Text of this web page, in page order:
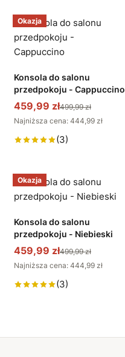
Okazja
Konsola do salonu
przedpokoju - Cappuccino
459,99 zł499,99 zł
Najniższa cena: 444,99 zł
(3)
Okazja
Konsola do salonu
przedpokoju - Niebieski
459,99 zł499,99 zł
Najniższa cena: 444,99 zł
(3)